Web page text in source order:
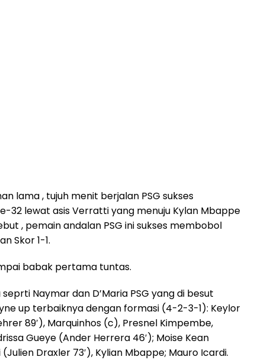
lama , tujuh menit berjalan PSG sukses
32 lewat asis Verratti yang menuju Kylan Mbappe
, pemain andalan PSG ini sukses membobol
Skor 1-1.
babak pertama tuntas.
Naymar dan D’Maria PSG yang di besut
up terbaiknya dengan formasi (4-2-3-1): Keylor
89′), Marquinhos (c), Presnel Kimpembe,
Gueye (Ander Herrera 46′); Moise Kean
Draxler 73′), Kylian Mbappe; Mauro Icardi.